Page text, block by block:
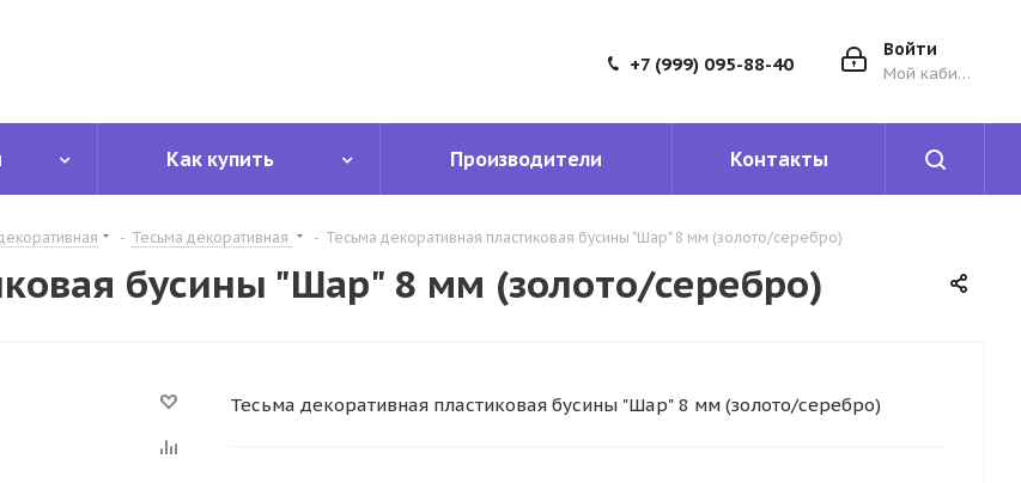
Войти
Мой кабинет
+7 (999) 095-88-40
Как купить Производители Контакты
- Тесьма декоративная - Тесьма декоративная пластиковая бусины "Шар" 8 мм (золото/серебро)
бусины "Шар" 8 мм (золото/серебро)
Тесьма декоративная пластиковая бусины "Шар" 8 мм (золото/серебро)